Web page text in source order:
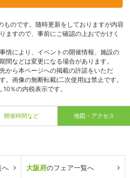
のです。随時更新をしておりますが内容
ますので、事前にご確認の上おでかけく
情により、イベントの開催情報、施設の
間などは変更になる場合があります。
から本ページへの掲載の許諾をいただ
。画像の無断転載(二次使用)は禁止です。
％の内税表示です。
開催時間など 地図・アクセス
へ 大阪府のフェア一覧へ